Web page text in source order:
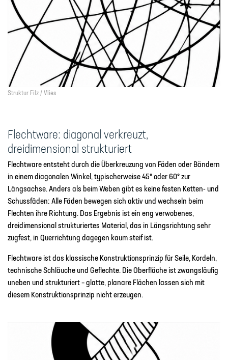
Struktur Filz / Vlies
Flechtware: diagonal verkreuzt,
dreidimensional strukturiert
Flechtware entsteht durch die Überkreuzung von Fäden oder Bändern
in einem diagonalen Winkel, typischerweise 45° oder 60° zur
Längsachse. Anders als beim Weben gibt es keine festen Ketten- und
Schussfäden: Alle Fäden bewegen sich aktiv und wechseln beim
Flechten ihre Richtung. Das Ergebnis ist ein eng verwobenes,
dreidimensional strukturiertes Material, das in Längsrichtung sehr
zugfest, in Querrichtung dagegen kaum steif ist.
Flechtware ist das klassische Konstruktionsprinzip für Seile, Kordeln,
technische Schläuche und Geflechte. Die Oberfläche ist zwangsläufig
uneben und strukturiert – glatte, planare Flächen lassen sich mit
diesem Konstruktionsprinzip nicht erzeugen.